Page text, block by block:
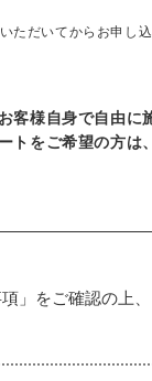
ただいてからお申し込
様自身で自由に
トをご希望の方は
」をご確認の上